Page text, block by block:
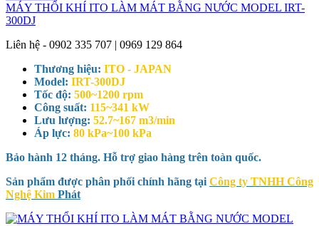
MÁY THỔI KHÍ ITO LÀM MÁT BẰNG NƯỚC MODEL IRT-
300DJ
Liên hệ - 0902 335 707 | 0969 129 864
Thương hiệu: ITO - JAPAN
Model: IRT-300DJ
Tốc độ: 500~1200 rpm
Công suất: 115~341 kW
Lưu lượng: 52.7~167 m3/min
Áp lực: 80 kPa~100 kPa
Bảo hành 12 tháng. Hỗ trợ giao hàng trên toàn quốc.
Sản phẩm được phân phối chính hãng tại Công ty TNHH Công
Nghệ Kim Phát